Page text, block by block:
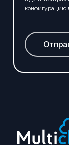
конфигурацию